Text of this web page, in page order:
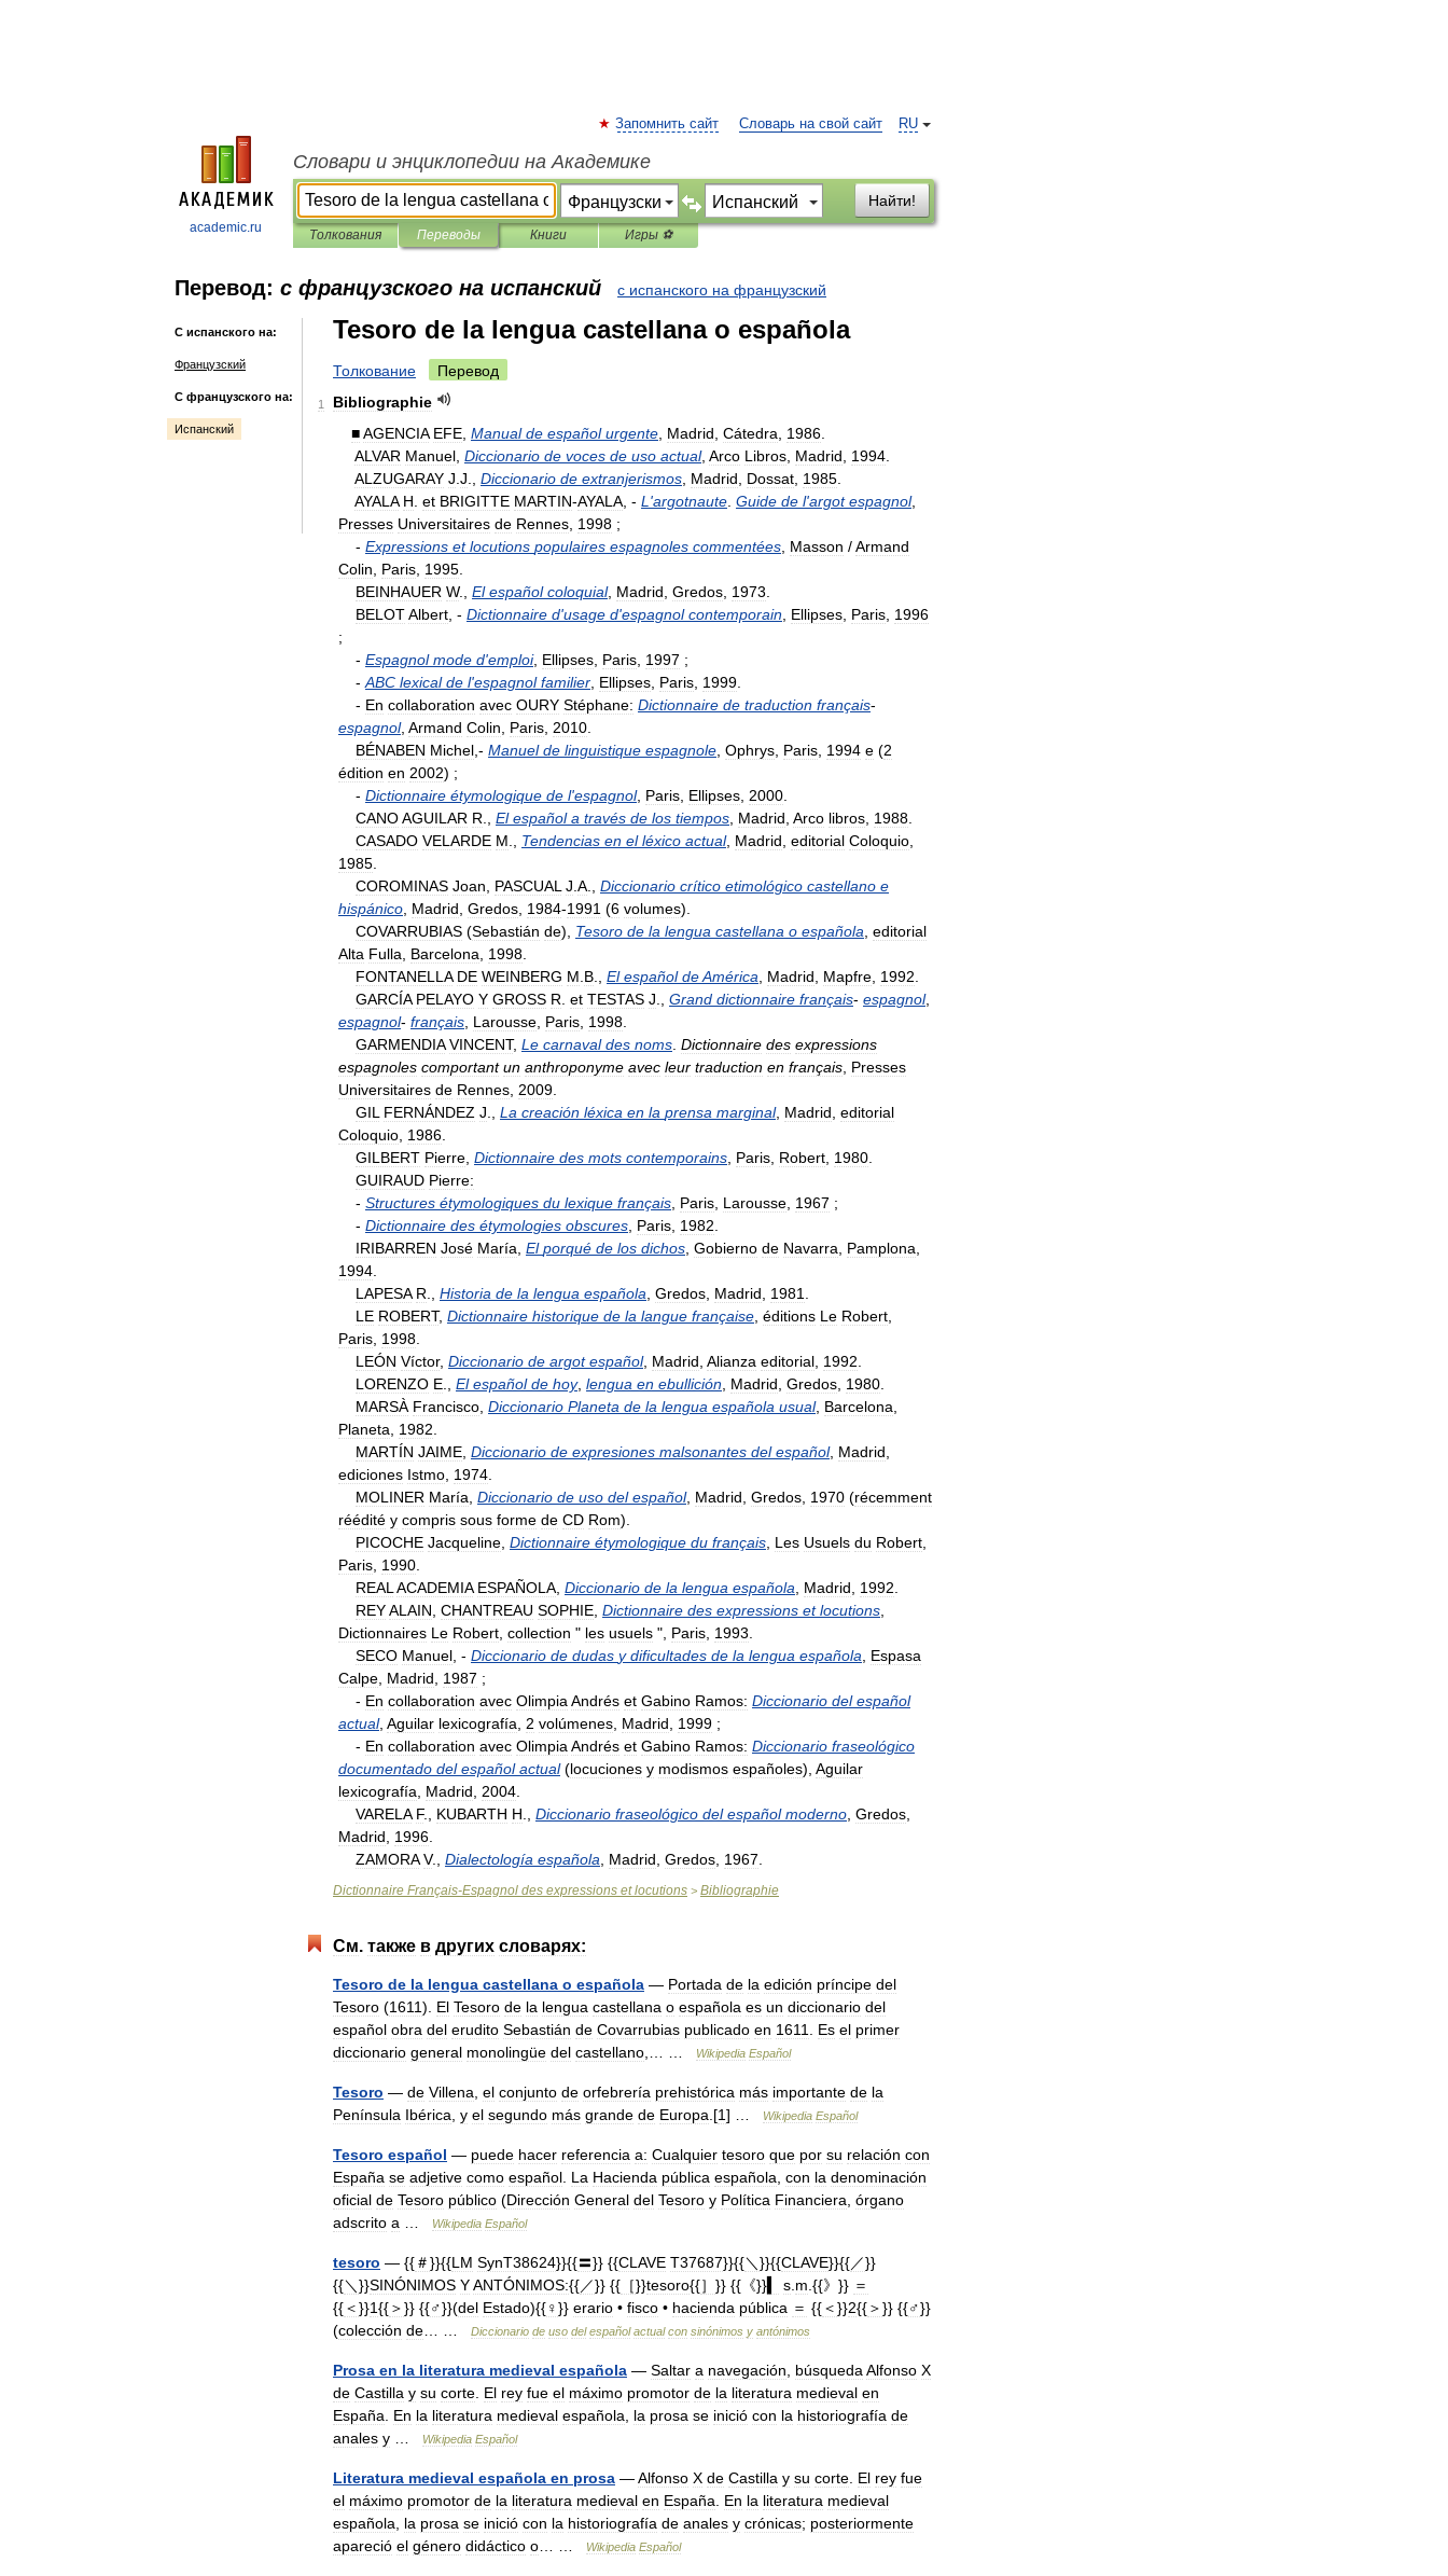
academic.ru
RU
Запомнить сайт Словарь на свой сайт
Словари и энциклопедии на Академике
Найти!
Толкования Переводы Книги Игры ⚽
Перевод: с французского на испанский с испанского на французский
С испанского на:
Французский
С французского на:
Испанский
Tesoro de la lengua castellana o española
Толкование Перевод
1
Bibliographie
■AGENCIA EFE Manual de español urgente Madrid Cátedra 1986
ALVAR Manuel Diccionario de voces de uso actual, Arco Libros Madrid 1994
ALZUGARAY J J Diccionario de extranjerismos Madrid Dossat 1985
AYALA H et BRIGITTE MARTIN-AYALA , - L 'argotnaute Guide de l'argot espagnol,
Presses Universitaires de Rennes 1998 ;
- Expressions et locutions populaires espagnoles commentées Masson /Armand
Colin
Paris 1995
BEINHAUER W., El español coloquial, Madrid Gredos 1973
BELOTAlbert , - Dictionnaire d'usage d'espagnol contemporain Ellipses Paris 1996
;
- Espagnol mode d'emploi, Ellipses Paris 1997 ;
- ABC lexical de l'espagnol familier Ellipses Paris 1999
- En collaboration avec OURY Stéphane: Dictionnaire de traduction français-
espagnol, Armand Colin Paris 2010
BÉNABEN Michel ,- Manuel de linguistique espagnole Ophrys Paris 1994 e (2
édition en 2002) ;
- Dictionnaire étymologique de l'espagnol, Paris Ellipses 2000
CANOAGUILAR R El español a través de los tiempos Madrid Arco libros 1988
CASADO VELARDE M Tendencias en el léxico actual, Madrid editorial Coloquio
1985
COROMINAS Joan PASCUAL J A Diccionario crítico etimológico castellano e
hispánico Madrid Gredos 1984-1991 (6 volumes).
COVARRUBIAS (Sebastián de), Tesoro de la lengua castellana o española editorial
Alta Fulla Barcelona 1998
FONTANELLA DE WEINBERG M B El español deAmérica Madrid Mapfre 1992
GARCÍA PELAYO Y GROSS R et TESTAS J Grand dictionnaire français- espagnol,
espagnol- français Larousse Paris 1998
GARMENDIA VINCENT, Le carnaval des noms Dictionnaire des expressions
espagnoles comportant un anthroponyme avec leur traduction en français Presses
Universitaires de Rennes 2009
GIL FERNÁNDEZ J La creación léxica en la prensa marginal, Madrid editorial
Coloquio 1986
GILBERT Pierre Dictionnaire des mots contemporains Paris Robert 1980
GUIRAUD Pierre:
- Structures étymologiques du lexique français Paris Larousse 1967 ;
- Dictionnaire des étymologies obscures Paris 1982
IRIBARREN José María El porqué de los dichos Gobierno de Navarra Pamplona
1994
LAPESA R Historia de la lengua española Gredos Madrid 1981
LE ROBERT, Dictionnaire historique de la langue française éditions Le Robert
Paris 1998
LEÓN Víctor, Diccionario de argot español, Madrid Alianza editorial 1992
LORENZO E El español de hoy, lengua en ebullición Madrid Gredos 1980
MARSÀ Francisco Diccionario Planeta de la lengua española usual, Barcelona
Planeta
1982
MARTÍN JAIME Diccionario de expresiones malsonantes del español, Madrid
ediciones Istmo 1974
MOLINER María Diccionario de uso del español, Madrid Gredos 1970 (récemment
réédité y compris sous forme de CD Rom).
PICOCHE Jacqueline Dictionnaire étymologique du français Les Usuels du Robert
Paris 1990
REAL ACADEMIA ESPAÑOLA Diccionario de la lengua española Madrid 1992
REYALAIN CHANTREAU SOPHIE Dictionnaire des expressions et locutions
Dictionnaires Le Robert collection " les usuels ", Paris 1993
SECO Manuel , - Diccionario de dudas y dificultades de la lengua española
Espasa
Calpe Madrid 1987 ;
- En collaboration avec Olimpia Andrés et Gabino Ramos: Diccionario del español
actual, Aguilar lexicografía 2 volúmenes Madrid 1999 ;
- En collaboration avec Olimpia Andrés et Gabino Ramos: Diccionario fraseológico
documentado del español actual(locuciones y modismos españoles), Aguilar
lexicografía
Madrid 2004
VARELA F., KUBARTH H Diccionario fraseológico del español moderno Gredos
Madrid
1996
ZAMORA V., Dialectología española Madrid Gredos 1967
Dictionnaire Français-Espagnol des expressions et locutions > Bibliographie
См. также в других словарях:
Tesoro de la lengua castellana o española — Portada de la edición príncipe del
Tesoro (1611). El Tesoro de la lengua castellana o española es un diccionario del
español obra del erudito Sebastián de Covarrubias publicado en 1611 Es el primer
diccionario general monolingüe del castellano Wikipedia Español
Tesoro — de Villena el conjunto de orfebrería prehistórica más importante de la
Península Ibérica y el segundo más grande de Europa .[1] … Wikipedia Español
Tesoro español — puede hacer referencia a: Cualquier tesoro que por su relación con
España se adjetive como español La Hacienda pública española con la denominación
oficial de Tesoro público (Dirección General del Tesoro y Política Financiera órgano
adscrito a Wikipedia Español
tesoro — {{＃}}{{LM SynT38624}}{{〓}} {{CLAVE T37687}}{{＼ }}{{CLAVE}}{{／}}
{{＼ }}SINÓNIMOS YANTÓNIMOS:{{／}} {{ ［}}tesoro{{］ }} {{《}} s m .{{》}} ＝
{{＜}}1{{＞}} {{♂}}(del Estado){{♀}} erario • fisco • hacienda pública ＝ {{＜}}2{{＞}} {{♂}}
(colección de Diccionario de uso del español actual con sinónimos y antónimos
Prosa en la literatura medieval española — Saltar a navegación búsqueda Alfonso X
de Castilla y su corte El rey fue el máximo promotor de la literatura medieval en
España
En la literatura medieval española la prosa se inició con la historiografía de
anales y Wikipedia Español
Literatura medieval española en prosa —Alfonso X de Castilla y su corte El rey fue
el máximo promotor de la literatura medieval en España En la literatura medieval
española
la prosa se inició con la historiografía de anales y crónicas; posteriormente
apareció el género didáctico o Wikipedia Español